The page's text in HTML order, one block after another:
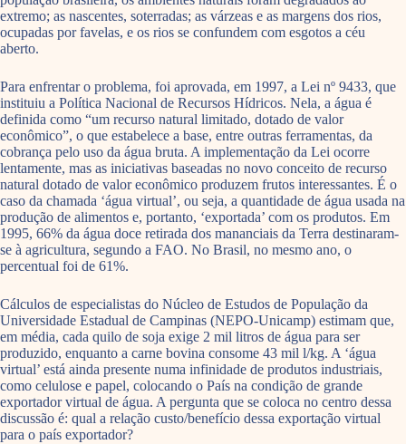
extremo; as nascentes, soterradas; as várzeas e as margens dos rios,
ocupadas por favelas, e os rios se confundem com esgotos a céu
aberto.
Para enfrentar o problema, foi aprovada, em 1997, a Lei nº 9433, que
instituiu a Política Nacional de Recursos Hídricos. Nela, a água é
definida como “um recurso natural limitado, dotado de valor
econômico”, o que estabelece a base, entre outras ferramentas, da
cobrança pelo uso da água bruta. A implementação da Lei ocorre
lentamente, mas as iniciativas baseadas no novo conceito de recurso
natural dotado de valor econômico produzem frutos interessantes. É o
caso da chamada ‘água virtual’, ou seja, a quantidade de água usada na
produção de alimentos e, portanto, ‘exportada’ com os produtos. Em
1995, 66% da água doce retirada dos mananciais da Terra destinaram-
se à agricultura, segundo a FAO. No Brasil, no mesmo ano, o
percentual foi de 61%.
Cálculos de especialistas do Núcleo de Estudos de População da
Universidade Estadual de Campinas (NEPO-Unicamp) estimam que,
em média, cada quilo de soja exige 2 mil litros de água para ser
produzido, enquanto a carne bovina consome 43 mil l/kg. A ‘água
virtual’ está ainda presente numa infinidade de produtos industriais,
como celulose e papel, colocando o País na condição de grande
exportador virtual de água. A pergunta que se coloca no centro dessa
discussão é: qual a relação custo/benefício dessa exportação virtual
para o país exportador?